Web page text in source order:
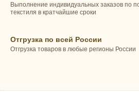
Выполнение индивидуальных заказов по
текстиля в кратчайшие сроки
Отгрузка по всей России
Отгрузка товаров в любые регионы России